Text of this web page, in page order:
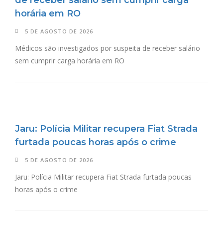
horária em RO
5 DE AGOSTO DE 2026
Médicos são investigados por suspeita de receber salário
sem cumprir carga horária em RO
Jaru: Polícia Militar recupera Fiat Strada
furtada poucas horas após o crime
5 DE AGOSTO DE 2026
Jaru: Polícia Militar recupera Fiat Strada furtada poucas
horas após o crime